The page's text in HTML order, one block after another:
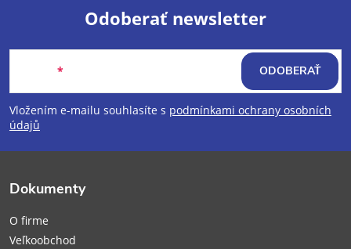
Z
á
p
Odoberať newsletter
Vložením e-mailu souhlasíte s podmínkami ochrany osobních
údajů
ODOBERAŤ
Dokumenty
O firme
Veľkoobchod